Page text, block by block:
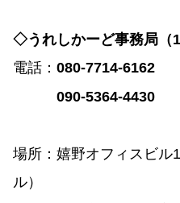
◇うれしかーど事務局（
電話： 080-7714-6162
090-5364-4430
場所：嬉野オフィスビル
ル）